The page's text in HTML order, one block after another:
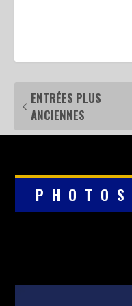
ENTRÉES PLUS
ANCIENNES
PHOTOS